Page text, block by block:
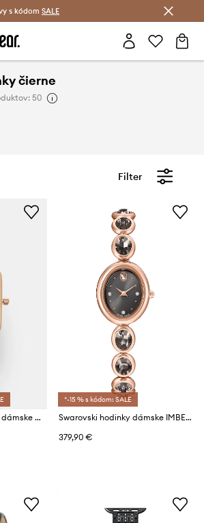
Šetrite s Answear Club >
s kódom SALE
čierne
50
Filter
U.S. Polo Assn. hodinky dámske ODETTE
*-15 % s kódom: SALE
Swarovski hodinky dámske IMBER
379,90 €